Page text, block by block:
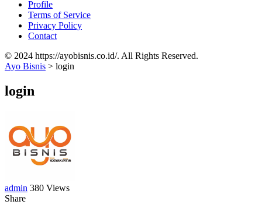
Profile
Terms of Service
Privacy Policy
Contact
© 2024 https://ayobisnis.co.id/. All Rights Reserved.
Ayo Bisnis > login
login
admin 380 Views
Share